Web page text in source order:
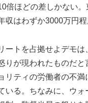
倍ほどの差しかない
収はわずか3000万円程
ートを占拠せよデモは
りが現われたものだと
リティの労働者の不満
いる。ちなみに、ウォ